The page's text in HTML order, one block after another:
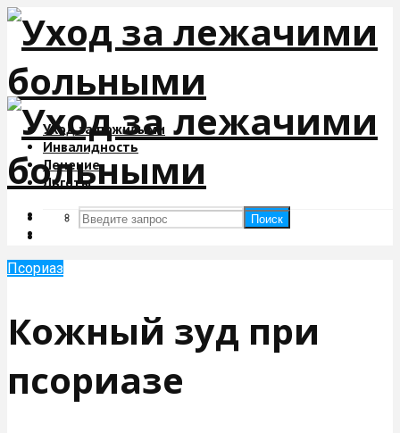
Уход за пожилыми
Инвалидность
Лечение
Льготы
Поиск
Поиск
Псориаз
Кожный зуд при
псориазе